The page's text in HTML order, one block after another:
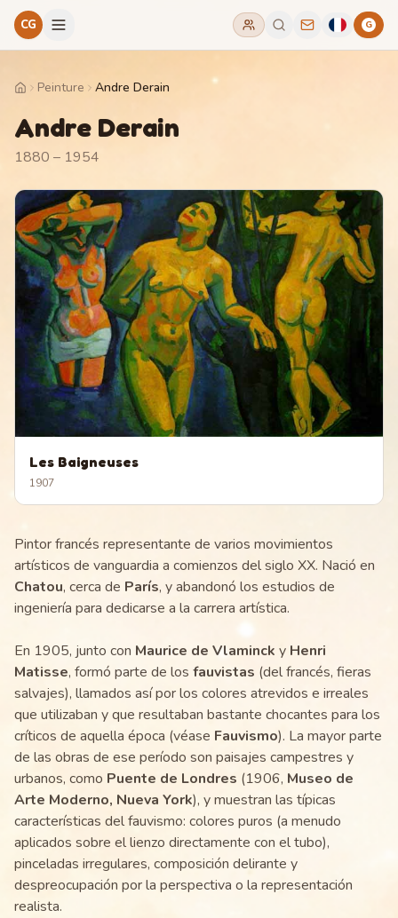
CG G
HomePeinture Andre Derain
Andre Derain
1880 – 1954
Les Baigneuses
1907
Pintor francés representante de varios movimientos
artísticos de vanguardia a comienzos del siglo XX. Nació en
Chatou, cerca de París, y abandonó los estudios de
ingeniería para dedicarse a la carrera artística.
En 1905, junto con Maurice de Vlaminck y Henri
Matisse, formó parte de los fauvistas (del francés, fieras
salvajes), llamados así por los colores atrevidos e irreales
que utilizaban y que resultaban bastante chocantes para los
críticos de aquella época (véase Fauvismo). La mayor parte
de las obras de ese período son paisajes campestres y
urbanos, como Puente de Londres (1906, Museo de
Arte Moderno, Nueva York), y muestran las típicas
características del fauvismo: colores puros (a menudo
aplicados sobre el lienzo directamente con el tubo),
pinceladas irregulares, composición delirante y
despreocupación por la perspectiva o la representación
realista.